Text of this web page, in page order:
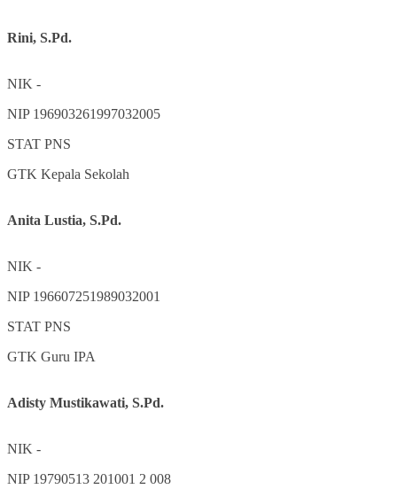
Rini, S.Pd.
NIK -
NIP 196903261997032005
STAT PNS
GTK Kepala Sekolah
Anita Lustia, S.Pd.
NIK -
NIP 196607251989032001
STAT PNS
GTK Guru IPA
Adisty Mustikawati, S.Pd.
NIK -
NIP 19790513 201001 2 008